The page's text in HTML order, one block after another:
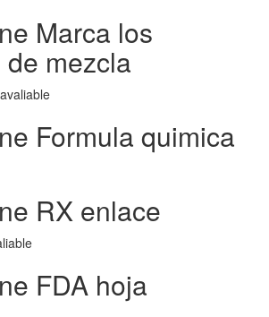
Marca los
mezcla
Formula quimica
RX enlace
FDA hoja